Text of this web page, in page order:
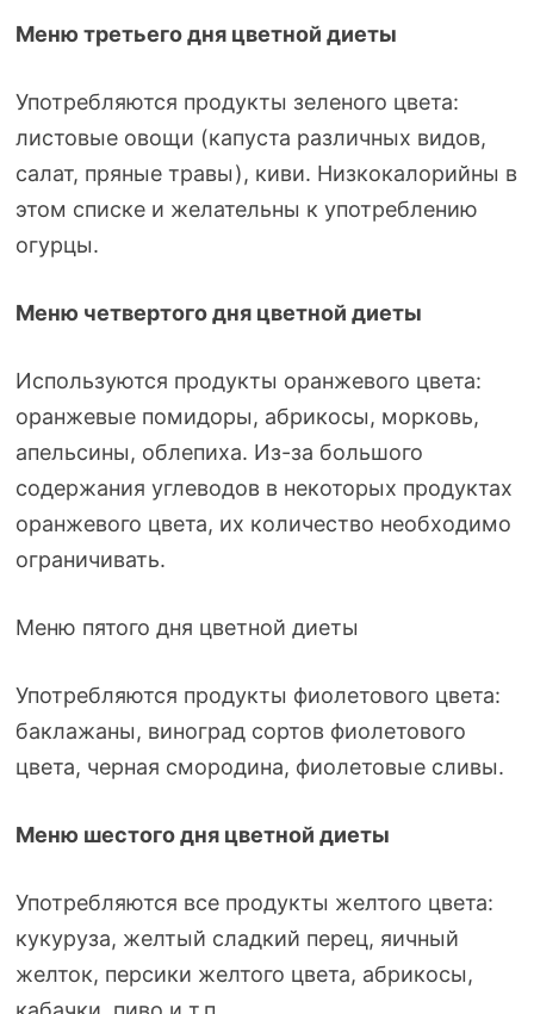
Меню третьего дня цветной диеты
Употребляются продукты зеленого цвета:
листовые овощи (капуста различных видов,
салат, пряные травы), киви. Низкокалорийны в
этом списке и желательны к употреблению
огурцы.
Меню четвертого дня цветной диеты
Используются продукты оранжевого цвета:
оранжевые помидоры, абрикосы, морковь,
апельсины, облепиха. Из-за большого
содержания углеводов в некоторых продуктах
оранжевого цвета, их количество необходимо
ограничивать.
Меню пятого дня цветной диеты
Употребляются продукты фиолетового цвета:
баклажаны, виноград сортов фиолетового
цвета, черная смородина, фиолетовые сливы.
Меню шестого дня цветной диеты
Употребляются все продукты желтого цвета:
кукуруза, желтый сладкий перец, яичный
желток, персики желтого цвета, абрикосы,